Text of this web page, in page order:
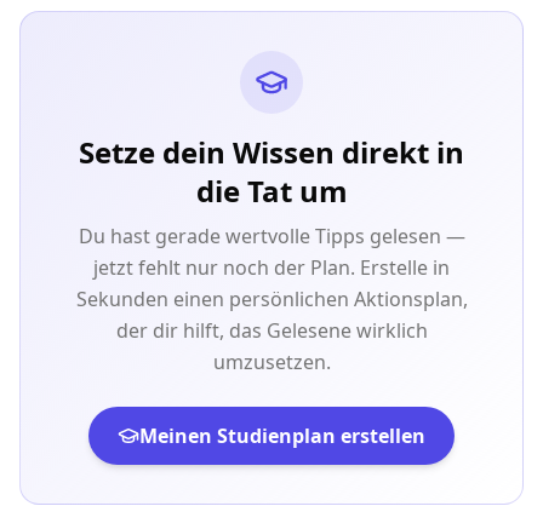
Setze dein Wissen direkt in
die Tat um
Du hast gerade wertvolle Tipps gelesen —
jetzt fehlt nur noch der Plan. Erstelle in
Sekunden einen persönlichen Aktionsplan,
der dir hilft, das Gelesene wirklich
umzusetzen.
Meinen Studienplan erstellen